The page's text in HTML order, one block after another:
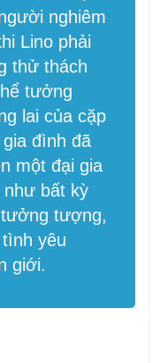
nghiêm
Lino phải
thử thách
tưởng
lai của cặp
đình đã
một đại gia
như bất kỳ
tượng,
yêu
giới.